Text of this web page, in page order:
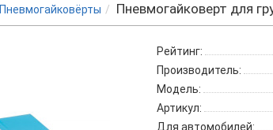
Пневмогайковёрты Пневмогайковерт для
Рейтинг:
Производитель:
Модель:
Артикул:
Для автомобилей: